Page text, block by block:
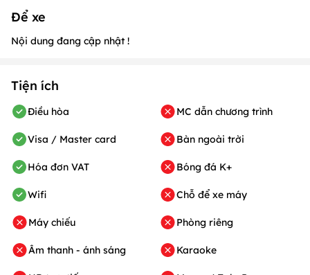
Để xe
Nội dung đang cập nhật !
Tiện ích
Điều hòa
Visa / Master card
Hóa đơn VAT
Wifi
Máy chiếu
Âm thanh - ánh sáng
MC dẫn chương trình
Bàn ngoài trời
Bóng đá K+
Chỗ để xe máy
Phòng riêng
Karaoke